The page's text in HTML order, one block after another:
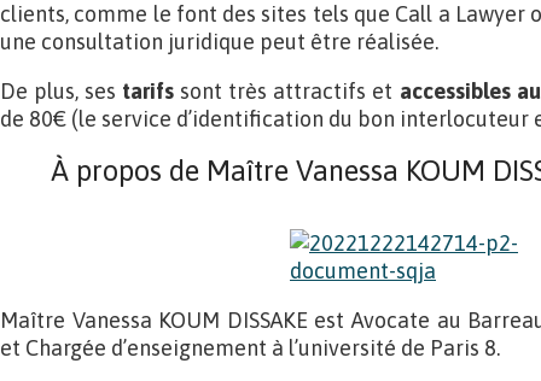
clients, comme le font des sites tels que Call a Lawyer
une consultation juridique peut être réalisée.
De plus, ses tarifs sont très attractifs et accessibles
de 80€ (le service d’identification du bon interlocuteur
À propos de Maître Vanessa KOUM
Maître Vanessa KOUM DISSAKE est Avocate au
et Chargée d’enseignement à l’université de Paris 8.